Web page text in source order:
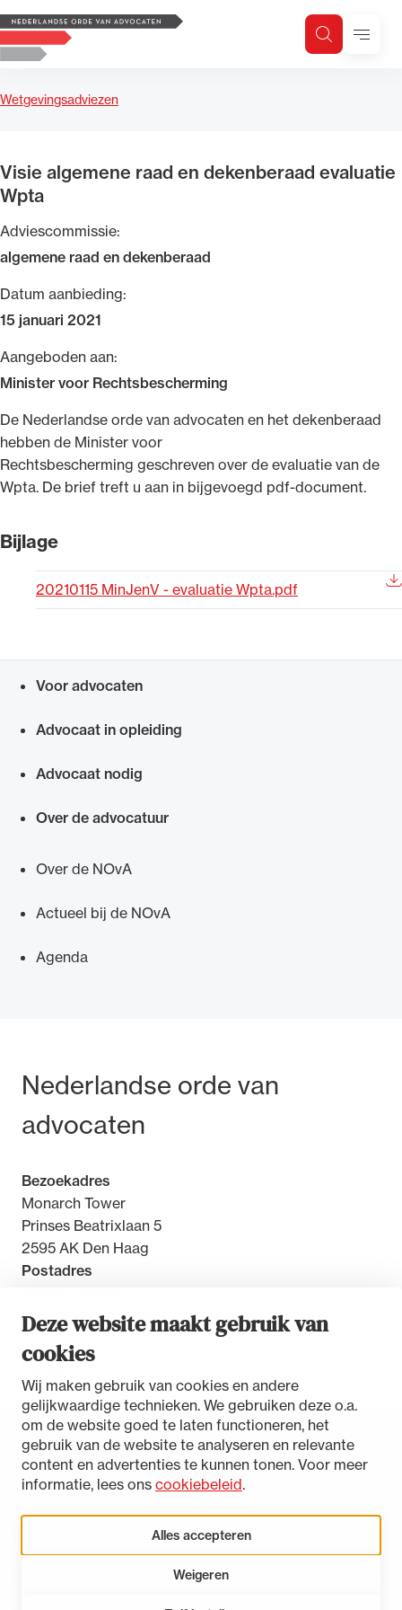
Deze website maakt gebruik van
cookies
Wij maken gebruik van cookies en andere
gelijkwaardige technieken. We gebruiken deze o.a.
om de website goed te laten functioneren, het
gebruik van de website te analyseren en relevante
content en advertenties te kunnen tonen. Voor meer
informatie, lees ons cookiebeleid.
Alles accepteren
Weigeren
Logo, to the homepage
ZoekenMenu
Wetgevingsadviezen
Visie algemene raad en dekenberaad evaluatie
Wpta
Adviescommissie:
algemene raad en dekenberaad
Datum aanbieding:
15 januari 2021
Aangeboden aan:
Minister voor Rechtsbescherming
​De Nederlandse orde van advocaten en het dekenberaad
hebben de Minister voor
Rechtsbescherming geschreven over de evaluatie van de ​
Wpta. De brief​ treft u aan in bijgevoegd pdf-document.​
Bijlage
20210115 MinJenV - evaluatie Wpta.pdf
Voor advocaten
Advocaat in opleiding
Advocaat nodig
Over de advocatuur
Over de NOvA
Actueel bij de NOvA
Agenda
Bezoek- en postadres
Nederlandse orde van
advocaten
Bezoekadres
Monarch Tower
Prinses Beatrixlaan 5
2595 AK Den Haag
Postadres
2500 GW Den Haag
Toegankelijkheidsverklaring
Disclaimer
Zoeken
Zoek op trefwoord
Uitgelicht
de advocatuur (Voda) en de Regeling op de
Ondersteuning voor advocaten bij hun
het rechtsgebiedenregister en